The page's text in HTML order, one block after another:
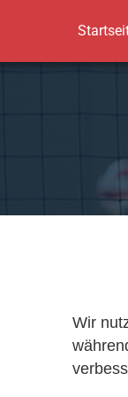
Wir